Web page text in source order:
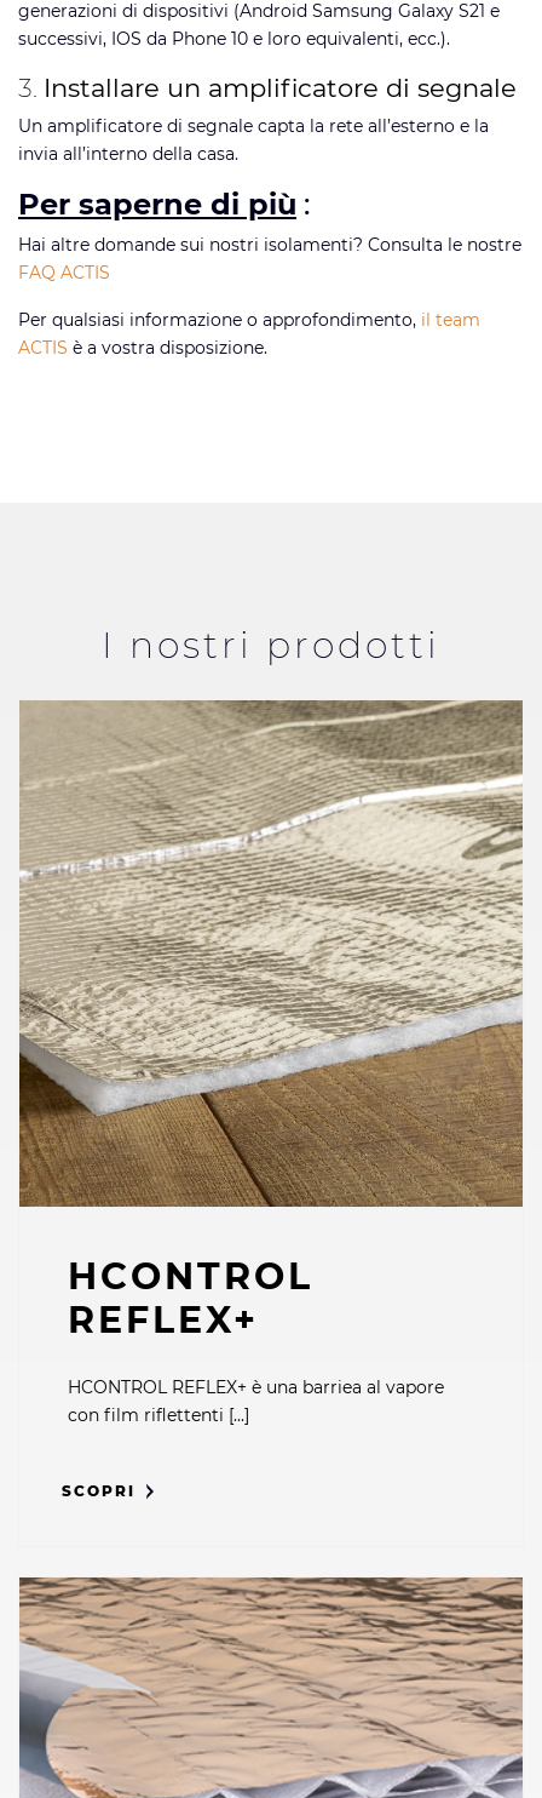
generazioni di dispositivi (Android Samsung Galaxy S21 e
successivi, IOS da Phone 10 e loro equivalenti, ecc.).
3. Installare un amplificatore di segnale
Un amplificatore di segnale capta la rete all’esterno e la
invia all’interno della casa.
Per saperne di più :
Hai altre domande sui nostri isolamenti? Consulta le nostre
FAQ ACTIS
Per qualsiasi informazione o approfondimento, il team
ACTIS è a vostra disposizione.
I nostri prodotti
HCONTROL
REFLEX+
HCONTROL REFLEX+ è una barriea al vapore
con film riflettenti [...]
SCOPRI